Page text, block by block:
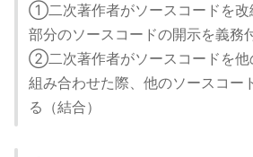
①二次著作者がソースコードを改
部分のソースコードの開示を義務
②二次著作者がソースコードを他
組み合わせた際、他のソースコー
る（結合）